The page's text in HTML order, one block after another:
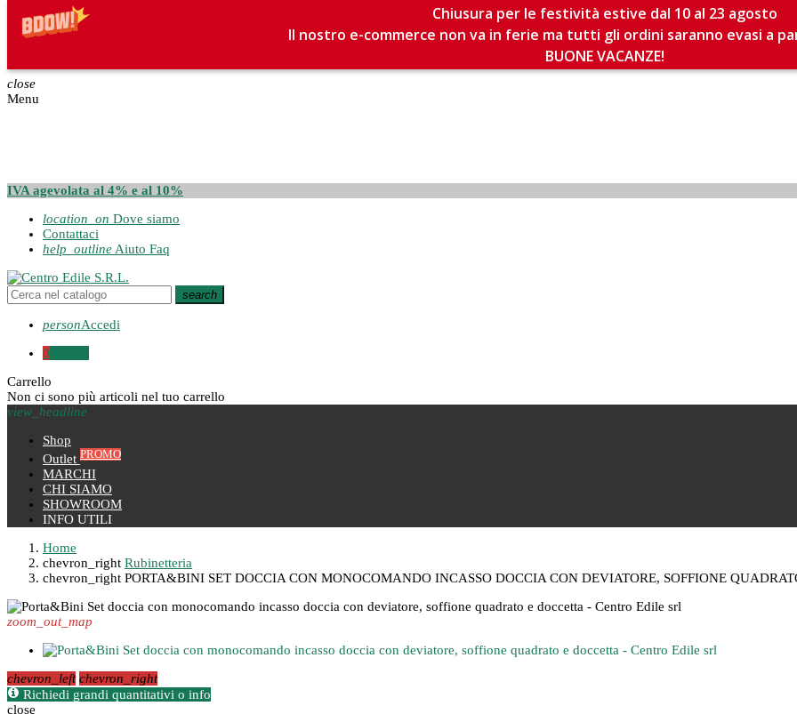
Chiusura per le festività estive dal 10 al 23 agosto
Il nostro e-commerce non va in ferie ma tutti gli ordini saranno evasi a
BUONE VACANZE!
close
Menu
IVA agevolata al 4% e al 10%
location_on Dove siamo
Contattaci
help_outline Aiuto Faq
search
personAccedi
0
Carrello
Non ci sono più articoli nel tuo carrello
view_headline
Shop
Outlet PROMO
MARCHI
CHI SIAMO
SHOWROOM
INFO UTILI
Home
chevron_right Rubinetteria
chevron_right PORTA&BINI SET DOCCIA CON MONOCOMANDO INCASSO DOCCIA CON DEVIATORE, SOFFIONE
zoom_out_map
chevron_left chevron_right
Richiedi grandi quantitativi o info
close